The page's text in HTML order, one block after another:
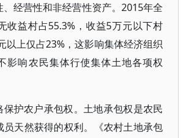
经营性和非经营性资产。2015年全
收益村占55.3%，收益5万元以下村
以上仅占23%，这影响集体经济组织
影响农民集体行使集体土地各项权
保护农户承包权。土地承包权是农民
员天然获得的权利。《农村土地承包